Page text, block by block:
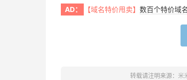
AD： 【域名特价甩卖】 数百个特价域
转载请注明来源： 米